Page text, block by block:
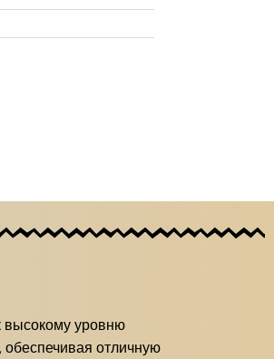
высокому уровню
обеспечивая отличную